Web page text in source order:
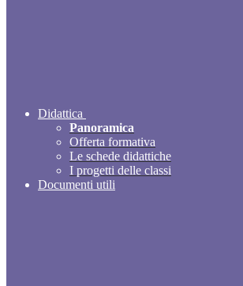
Didattica
Panoramica
Offerta formativa
Le schede didattiche
I progetti delle classi
Documenti utili